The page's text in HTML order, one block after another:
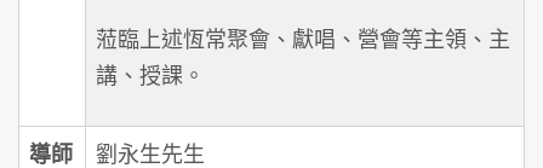
蒞臨上述恆常聚會、獻唱、營會等主領、主
講、授課。
導師 劉永生先生